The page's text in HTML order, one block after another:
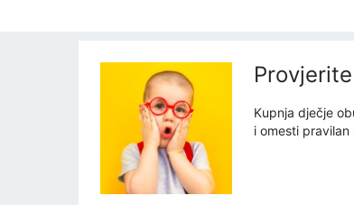
Kupnja dječje
i omesti